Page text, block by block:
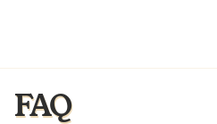
FAQ